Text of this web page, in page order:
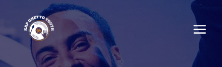
content